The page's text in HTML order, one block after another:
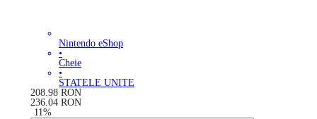
Nintendo eShop
•
Cheie
•
STATELE UNITE
208.98 RON
236.04 RON
-11%